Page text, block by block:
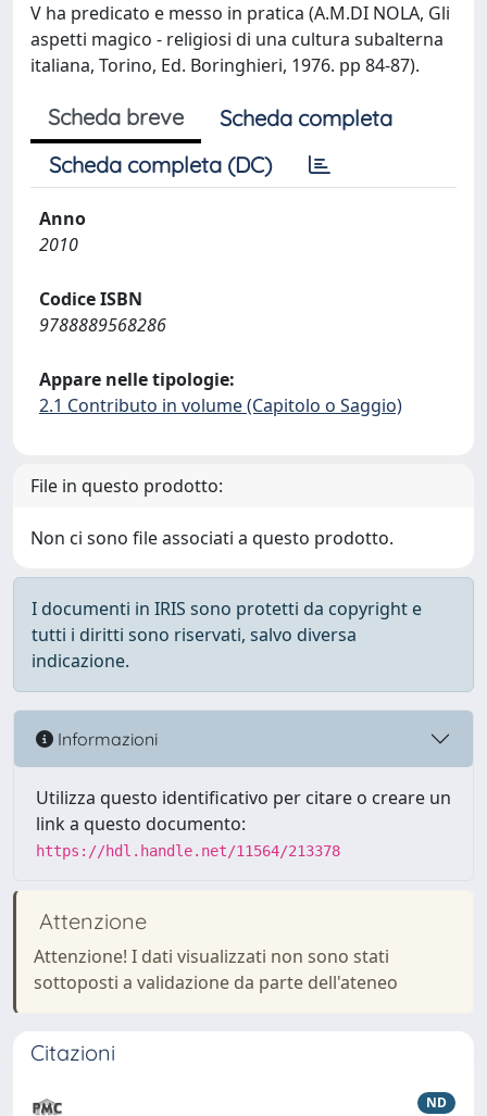
V ha predicato e messo in pratica (A.M.DI NOLA, Gli
aspetti magico - religiosi di una cultura subalterna
italiana, Torino, Ed. Boringhieri, 1976. pp 84-87).
Scheda breve
Scheda completa
Scheda completa (DC)
Anno
2010
Codice ISBN
9788889568286
Appare nelle tipologie:
2.1 Contributo in volume (Capitolo o Saggio)
File in questo prodotto:
Non ci sono file associati a questo prodotto.
I documenti in IRIS sono protetti da copyright e
tutti i diritti sono riservati, salvo diversa
indicazione.
Informazioni
Utilizza questo identificativo per citare o creare un
link a questo documento:
https://hdl.handle.net/11564/213378
Attenzione
Attenzione! I dati visualizzati non sono stati
sottoposti a validazione da parte dell'ateneo
Citazioni
ND